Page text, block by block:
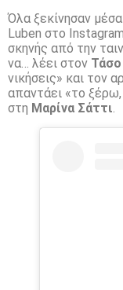
Όλα ξεκίνησαν
Luben στο
σκηνής από την
να… λέει στον
νικήσεις» και τον
απαντάει «το
στη Μαρίνα Σάττι.